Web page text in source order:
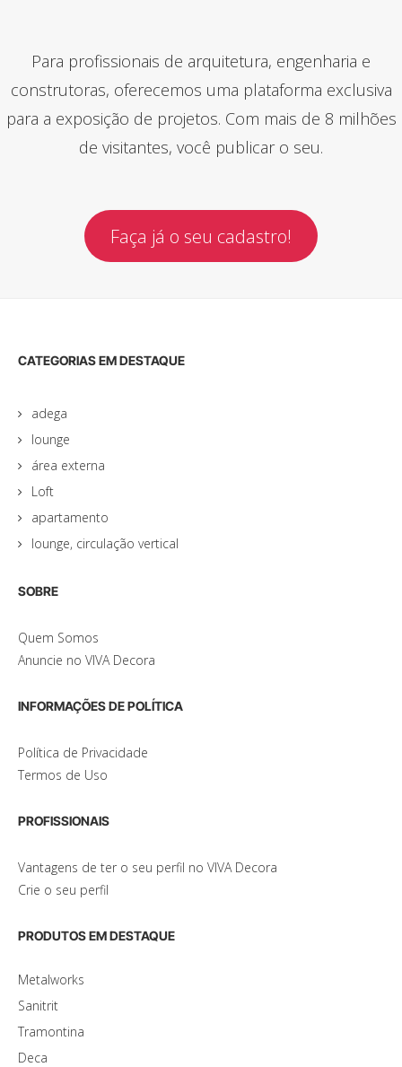
Para profissionais de arquitetura, engenharia e
construtoras, oferecemos uma plataforma exclusiva
para a exposição de projetos. Com mais de 8 milhões
de visitantes, você publicar o seu.
Faça já o seu cadastro!
CATEGORIAS EM DESTAQUE
adega
lounge
área externa
Loft
apartamento
lounge, circulação vertical
SOBRE
Quem Somos
Anuncie no VIVA Decora
INFORMAÇÕES DE POLÍTICA
Política de Privacidade
Termos de Uso
PROFISSIONAIS
Vantagens de ter o seu perfil no VIVA Decora
Crie o seu perfil
PRODUTOS EM DESTAQUE
Metalworks
Sanitrit
Tramontina
Deca